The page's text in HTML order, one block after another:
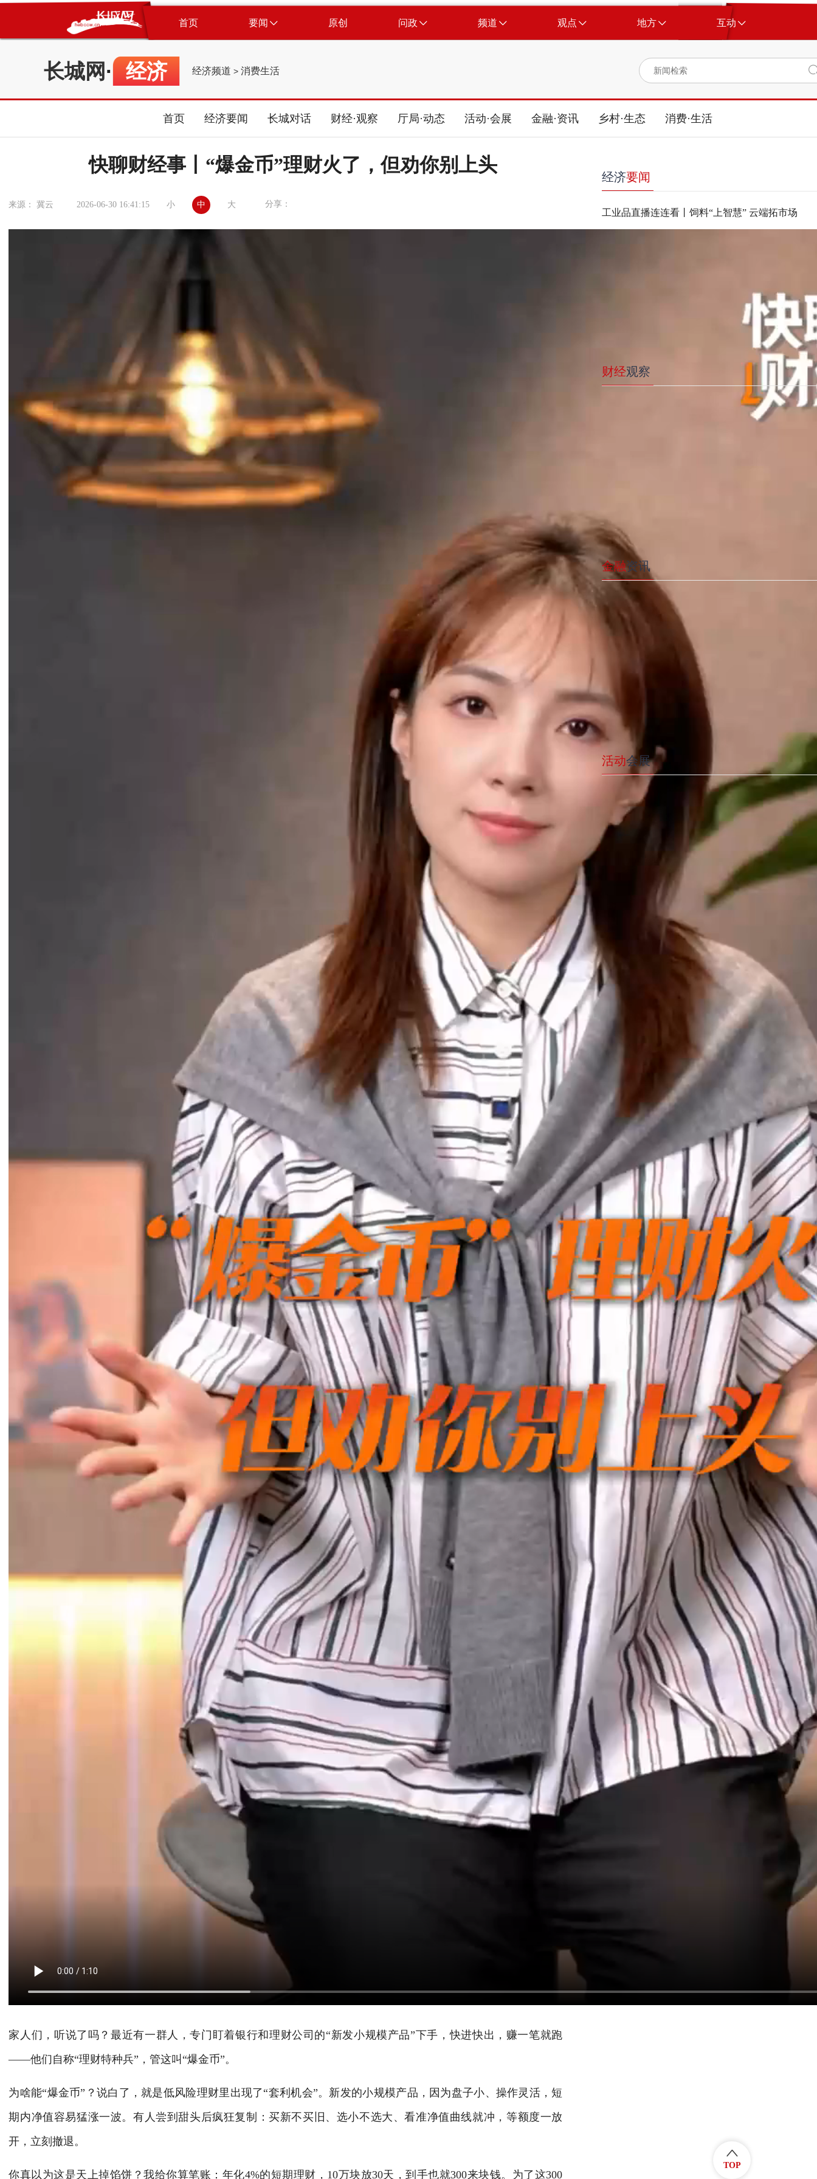
首页 要闻 原创 问政 频道 观点 地方 互动
长城网 · 经济 经济频道 > 消费生活
首页 经济要闻 长城对话 财经·观察 厅局·动态 活动·会展 金融·资讯 乡村·生态 消费·生活
快聊财经事丨“爆金币”理财火了，但劝你别上头
来源： 冀云 2026-06-30 16:41:15 小 中 大 分享：
家人们，听说了吗？最近有一群人，专门盯着银行和理财公司的“新发小规模产品”下手，快进快出，赚一笔就跑
——他们自称“理财特种兵”，管这叫“爆金币”。
为啥能“爆金币”？说白了，就是低风险理财里出现了“套利机会”。新发的小规模产品，因为盘子小、操作灵活，短
期内净值容易猛涨一波。有人尝到甜头后疯狂复制：买新不买旧、选小不选大、看准净值曲线就冲，等额度一放
开，立刻撤退。
你真以为这是天上掉馅饼？我给你算笔账：年化4%的短期理财，10万块放30天，到手也就300来块钱。为了这300
经济要闻
工业品直播连连看丨饲料“上智慧” 云端拓市场
沿着足迹看变化①丨雄安新区：用“云上”智慧 筑
财经观察
经济观察丨科创登C位 河北上市公司迎来新旧动能
金融资讯
2026年7月份河北省钢铁行业PMI为42.0% 仍处于
民生银行石家庄分行积极开展“金融知识进社区”
聚焦老年群体 民生银行衡水分行开展金融消保进
民生银行唐山分行开展金融教育宣传进社区活动
活动会展
快报名！2026雄安高价值专利大赛
首部“生态环境法典”即将施行！线
上答题有奖挑战赛，等你来战
从概念到工具再到伙伴！在世界人
工智能大会看见中国AI发展
打通汽车产业融合通道 2026京津冀
新能源和智能网联汽车产业链对接
TOP